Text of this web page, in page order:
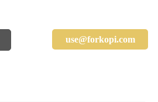
use@forkopi.com